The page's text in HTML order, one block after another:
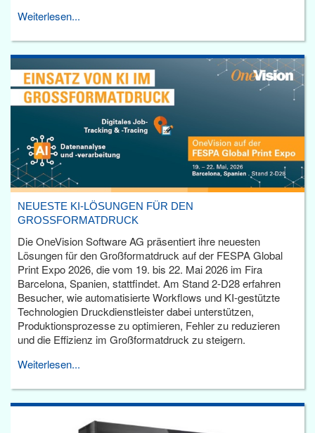
Weiterlesen...
NEUESTE KI-LÖSUNGEN FÜR DEN
GROSSFORMATDRUCK
Die OneVision Software AG präsentiert ihre neuesten
Lösungen für den Großformatdruck auf der FESPA Global
Print Expo 2026, die vom 19. bis 22. Mai 2026 im Fira
Barcelona, Spanien, stattfindet. Am Stand 2-D28 erfahren
Besucher, wie automatisierte Workflows und KI-gestützte
Technologien Druckdienstleister dabei unterstützen,
Produktionsprozesse zu optimieren, Fehler zu reduzieren
und die Effizienz im Großformatdruck zu steigern.
Weiterlesen...